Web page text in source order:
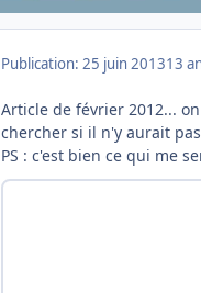
Publication: 25 juin 201313
Article de février 2012...
chercher si il n'y aurait
PS : c'est bien ce qui me